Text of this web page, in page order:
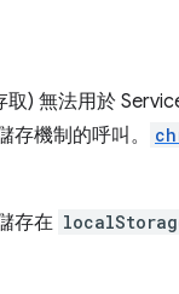
取) 無法用於
機制的呼叫。
存在